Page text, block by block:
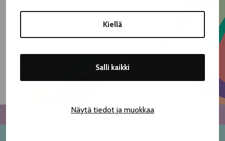
Kiellä
Salli kaikki
Näytä tiedot ja muokkaa
situation and the umbelievably short notice.